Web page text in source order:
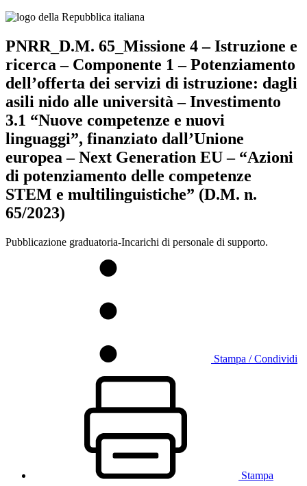
PNRR_D.M. 65_Missione 4 – Istruzione e
ricerca – Componente 1 – Potenziamento
dell’offerta dei servizi di istruzione: dagli
asili nido alle università – Investimento
3.1 “Nuove competenze e nuovi
linguaggi”, finanziato dall’Unione
europea – Next Generation EU – “Azioni
di potenziamento delle competenze
STEM e multilinguistiche” (D.M. n.
65/2023)
Pubblicazione graduatoria-Incarichi di personale di supporto.
Stampa / Condividi
Stampa